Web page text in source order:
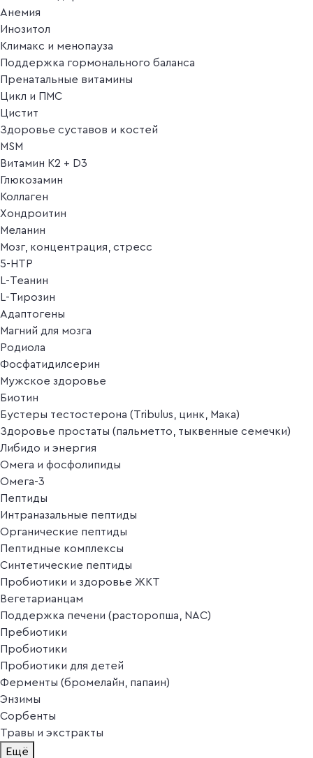
Анемия
Инозитол
Климакс и менопауза
Поддержка гормонального баланса
Пренатальные витамины
Цикл и ПМС
Цистит
Здоровье суставов и костей
MSM
Витамин K2 + D3
Глюкозамин
Коллаген
Хондроитин
Меланин
Мозг, концентрация, стресс
5-HTP
L-Теанин
L-Тирозин
Адаптогены
Магний для мозга
Родиола
Фосфатидилсерин
Мужское здоровье
Биотин
Бустеры тестостерона (Tribulus, цинк, Мака)
Здоровье простаты (пальметто, тыквенные семечки)
Либидо и энергия
Омега и фосфолипиды
Омега-3
Пептиды
Интраназальные пептиды
Органические пептиды
Пептидные комплексы
Синтетические пептиды
Пробиотики и здоровье ЖКТ
Вегетарианцам
Поддержка печени (расторопша, NAC)
Пребиотики
Пробиотики
Пробиотики для детей
Ферменты (бромелайн, папаин)
Энзимы
Сорбенты
Травы и экстракты
Ещё